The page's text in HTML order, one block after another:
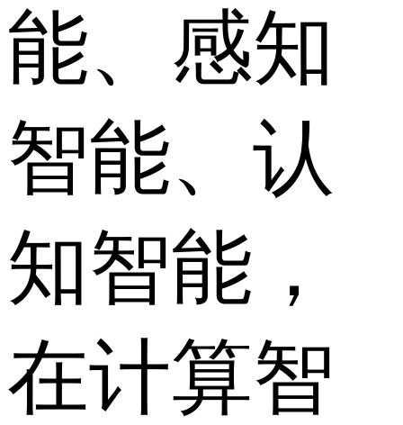
能、感知
智能、认
知智能，
在计算智